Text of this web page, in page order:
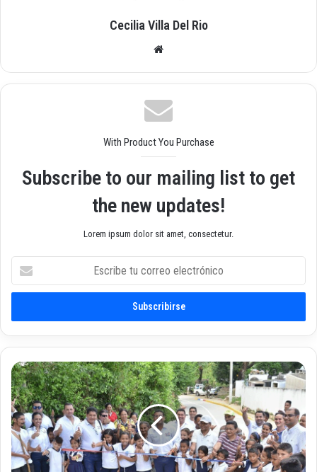
Cecilia Villa Del Rio
we
With Product You Purchase
Subscribe to our mailing list to get
the new updates!
Lorem ipsum dolor sit amet, consectetur.
c
i
b
t
u
c
o
r
e
A
3
0
k
m
a
s